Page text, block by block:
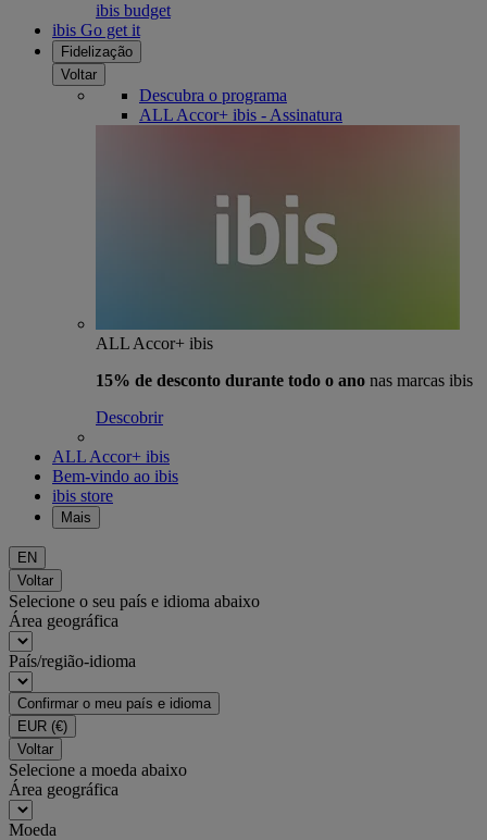
ibis budget
ibis Go get it
Fidelização
Voltar
Descubra o programa
ALL Accor+ ibis - Assinatura
ALL Accor+ ibis
15% de desconto durante todo o ano nas marcas ibis
Descobrir
ALL Accor+ ibis
Bem-vindo ao ibis
ibis store
Mais
EN
Voltar
Selecione o seu país e idioma abaixo
Área geográfica
País/região-idioma
Confirmar o meu país e idioma
EUR (€)
Voltar
Selecione a moeda abaixo
Área geográfica
Moeda